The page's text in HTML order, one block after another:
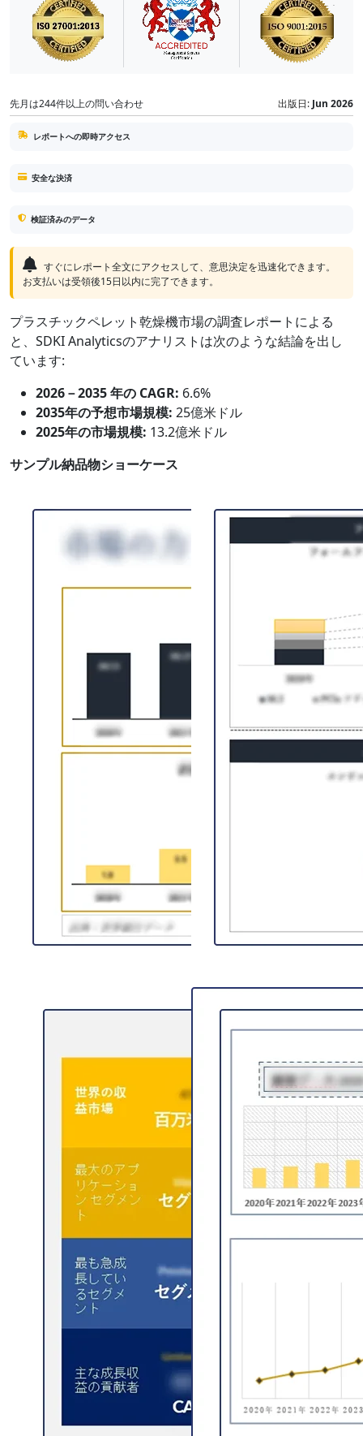
先月は244件以上の問い合わせ 出版日: Jun 2026
レポートへの即時アクセス
安全な決済
検証済みのデータ
すぐにレポート全文にアクセスして、意思決定を迅速化できます。
お支払いは受領後15日以内に完了できます。
プラスチックペレット乾燥機市場の調査レポートによる
と、SDKI Analyticsのアナリストは次のような結論を出し
ています:
2026－2035 年の CAGR: 6.6%
2035年の予想市場規模: 25億米ドル
2025年の市場規模: 13.2億米ドル
サンプル納品物ショーケース